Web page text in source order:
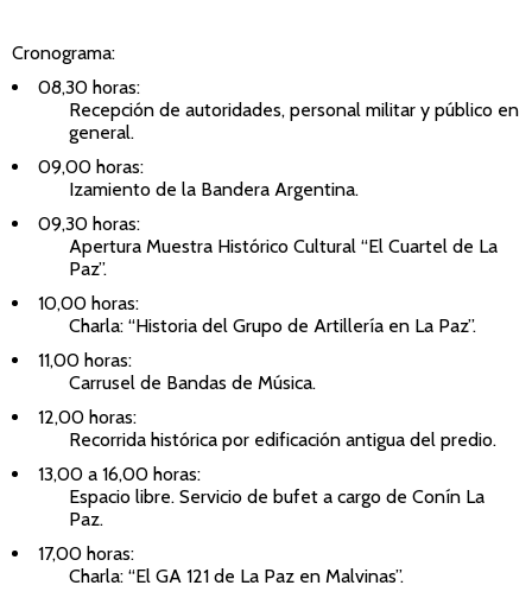
Cronograma:
08,30 horas:
Recepción de autoridades, personal militar y público en
general.
09,00 horas:
Izamiento de la Bandera Argentina.
09,30 horas:
Apertura Muestra Histórico Cultural “El Cuartel de La
Paz”.
10,00 horas:
Charla: “Historia del Grupo de Artillería en La Paz”.
11,00 horas:
Carrusel de Bandas de Música.
12,00 horas:
Recorrida histórica por edificación antigua del predio.
13,00 a 16,00 horas:
Espacio libre. Servicio de bufet a cargo de Conín La
Paz.
17,00 horas:
Charla: “El GA 121 de La Paz en Malvinas”.